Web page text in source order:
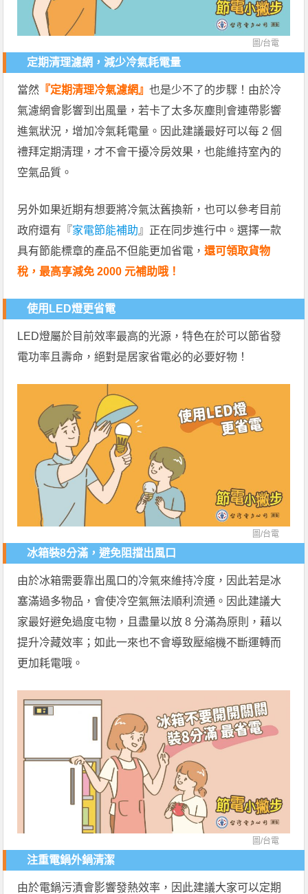
圖/台電
定期清理濾網，減少冷氣耗電量
當然 『定期清理冷氣濾網』也是少不了的步驟！由於冷
氣濾網會影響到出風量，若卡了太多灰塵則會連帶影響
進氣狀況，增加冷氣耗電量。因此建議最好可以每 2 個
禮拜定期清理，才不會干擾冷房效果，也能維持室內的
空氣品質。
另外如果近期有想要將冷氣汰舊換新，也可以參考目前
政府還有『家電節能補助 』正在同步進行中。選擇一款
具有節能標章的產品不但能更加省電，還可領取貨物
稅，最高享減免 2000 元補助哦！
使用LED燈更省電
LED燈屬於目前效率最高的光源，特色在於可以節省發
電功率且壽命，絕對是居家省電必的必要好物！
圖/台電
冰箱裝8分滿，避免阻擋出風口
由於冰箱需要靠出風口的冷氣來維持冷度，因此若是冰
塞滿過多物品，會使冷空氣無法順利流通。因此建議大
家最好避免過度屯物，且盡量以放 8 分滿為原則，藉以
提升冷藏效率；如此一來也不會導致壓縮機不斷運轉而
更加耗電哦。
圖/台電
注重電鍋外鍋清潔
由於電鍋污漬會影響發熱效率，因此建議大家可以定期